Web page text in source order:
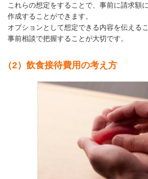
これらの想定をすることで、事前に請求額
作成することができます。
オプションとして想定できる内容を伝える
事前相談で把握することが大切です。
（2）飲食接待費用の考え方